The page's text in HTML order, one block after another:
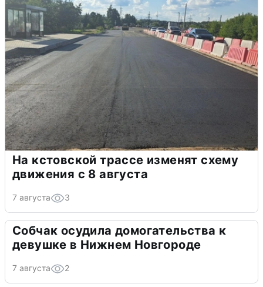
На кстовской трассе изменят схему
движения с 8 августа
7 августа 3
Собчак осудила домогательства к
девушке в Нижнем Новгороде
7 августа 2